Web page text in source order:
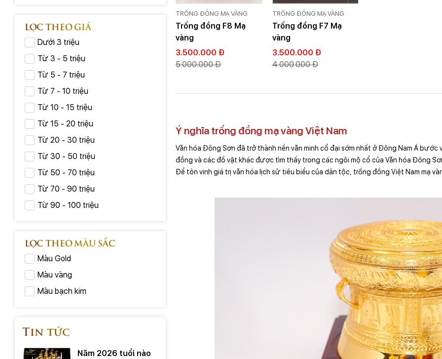
TRỐNG ĐỒNG MẠ VÀNG
Trống đồng F8 Mạ
vàng
3.500.000 Đ
5.000.000 Đ
TRỐNG ĐỒNG MẠ VÀNG
Trống đồng F7 Mạ
vàng
3.500.000 Đ
4.000.000 Đ
Ý nghĩa trống đồng mạ vàng Việt Nam
Văn hóa Đông Sơn đã trở thành nền văn minh cổ đại sớm nhất ở Đông Nam Á
đồng và các đồ vật khác được tìm thấy trong các ngôi mộ cổ của Văn hóa Đông
Để tôn vinh giá trị văn hóa lịch sử tiêu biểu của dân tộc, trống đồng Việt Nam mạ
LỌC THEO GIÁ
Dưới 3 triệu
Từ 3 - 5 triệu
Từ 5 - 7 triệu
Từ 7 - 10 triệu
Từ 10 - 15 triệu
Từ 15 - 20 triệu
Từ 20 - 30 triệu
Từ 30 - 50 triệu
Từ 50 - 70 triệu
Từ 70 - 90 triệu
Từ 90 - 100 triệu
LỌC THEO MÀU SẮC
Màu Gold
Màu vàng
Màu bạch kim
Tin tức
Năm 2026 tuổi nào